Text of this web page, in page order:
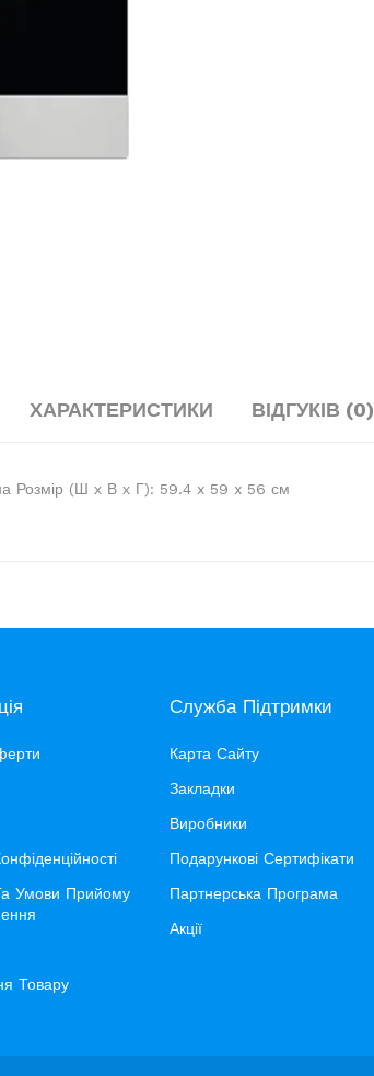
ХАРАКТЕРИСТИКИ ВІДГУКІВ (0)
Розмір (Ш х В х Г): 59.4 x 59 x 56 см
Умови Прийому
Товару
Служба Підтримки
Карта Сайту
Закладки
Виробники
Подарункові Сертифікати
Партнерська Програма
Акції